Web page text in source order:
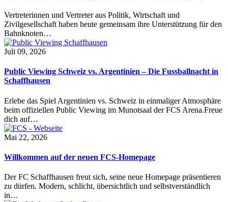
Vertreterinnen und Vertreter aus Politik, Wirtschaft und
Zivilgesellschaft haben heute gemeinsam ihre Unterstützung für den
Bahnknoten…
Juli 09, 2026
Public Viewing Schweiz vs. Argentinien – Die Fussballnacht in
Schaffhausen
Erlebe das Spiel Argentinien vs. Schweiz in einmaliger Atmosphäre
beim offiziellen Public Viewing im Munotsaal der FCS Arena.Freue
dich auf…
Mai 22, 2026
Willkommen auf der neuen FCS-Homepage
Der FC Schaffhausen freut sich, seine neue Homepage präsentieren
zu dürfen. Modern, schlicht, übersichtlich und selbstverständlich
in…